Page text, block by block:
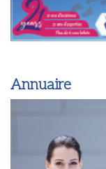
Annuaire